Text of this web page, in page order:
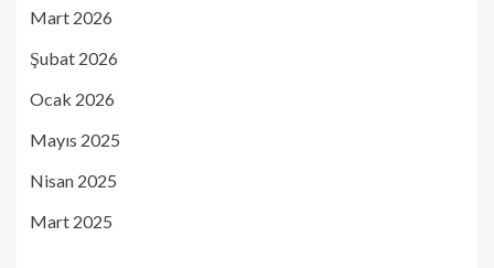
Mart 2026
Şubat 2026
Ocak 2026
Mayıs 2025
Nisan 2025
Mart 2025